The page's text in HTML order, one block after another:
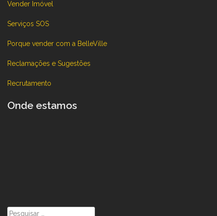
Vender Imóvel
Serviços SOS
Porque vender com a BelleVille
Reclamações e Sugestões
Recrutamento
Onde estamos
Pesquisar